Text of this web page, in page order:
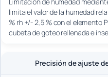
limita el valor de la humedad
% rh +/- 2,5 % con el elemento
cubeta de goteo rellenada e
Precisión de ajuste